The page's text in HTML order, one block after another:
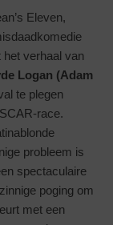
Eleven,
verhaal van
Logan (Adam
te plegen
race.
probleem is
spectaculaire
poging om
met een